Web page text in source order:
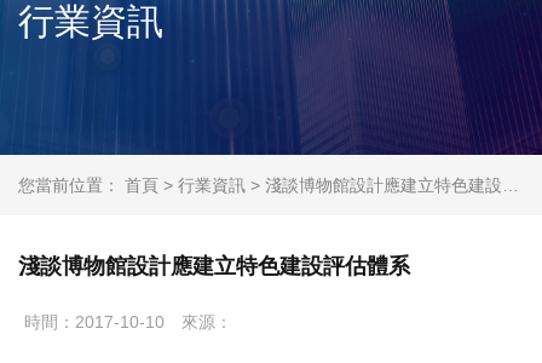
行業資訊
您當前位置： 首頁 > 行業資訊 > 淺談博物館設計應建立特色建設評估體系
淺談博物館設計應建立特色建設評估體系
時間：2017-10-10 來源：